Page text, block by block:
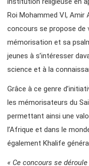
Roi Mohammed VI, Amir
concours se propose de
mémorisation et sa
jeunes à s’intéresser
science et à la
Grâce à ce genre
les mémorisateurs du
permettant ainsi une
l’Afrique et dans le
également Khalife
« Ce concours se